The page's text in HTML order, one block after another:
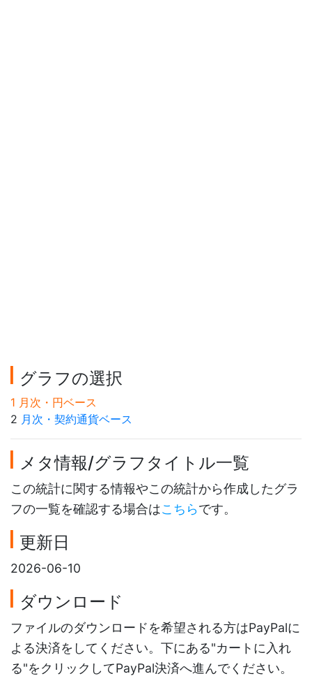
グラフの選択
1 月次・円ベース
2 月次・契約通貨ベース
メタ情報/グラフタイトル一覧
この統計に関する情報やこの統計から作成したグラ
フの一覧を確認する場合はこちらです。
更新日
2026-06-10
ダウンロード
ファイルのダウンロードを希望される方はPayPalに
よる決済をしてください。下にある"カートに入れ
る"をクリックしてPayPal決済へ進んでください。